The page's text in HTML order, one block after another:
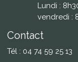
Lundi :
vendredi :
Contact
Tél : 04 74 59 25 13